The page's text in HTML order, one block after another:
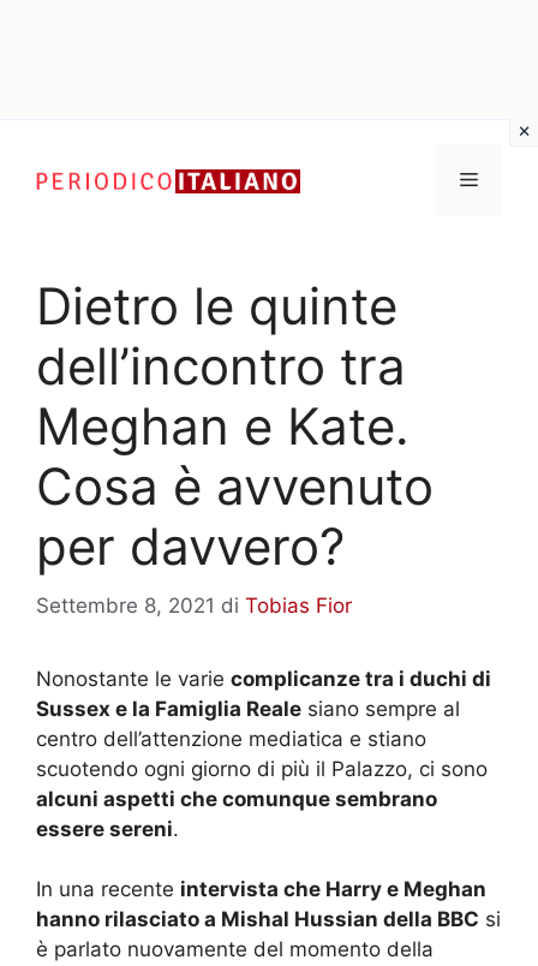
contenuto
Menu
Dietro le quinte
dell’incontro tra
Meghan e Kate.
Cosa è avvenuto
per davvero?
Settembre 8, 2021 di Tobias Fior
Nonostante le varie complicanze tra i duchi di
Sussex e la Famiglia Reale siano sempre al
centro dell’attenzione mediatica e stiano
scuotendo ogni giorno di più il Palazzo, ci sono
alcuni aspetti che comunque sembrano
essere sereni.
In una recente intervista che Harry e Meghan
hanno rilasciato a Mishal Hussian della BBC si
è parlato nuovamente del momento della